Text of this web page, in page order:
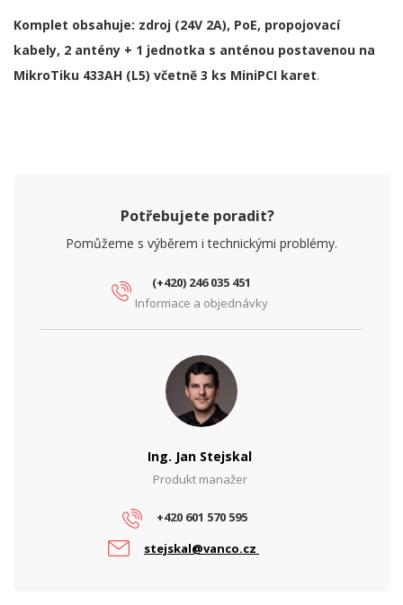
Komplet obsahuje: zdroj (24V 2A), PoE, propojovací
kabely, 2 antény + 1 jednotka s anténou postavenou na
MikroTiku 433AH (L5) včetně 3 ks MiniPCI karet.
Potřebujete poradit?
Pomůžeme s výběrem i technickými problémy.
(+420) 246 035 451
Informace a objednávky
Ing. Jan Stejskal
Produkt manažer
+420 601 570 595
stejskal@vanco.cz